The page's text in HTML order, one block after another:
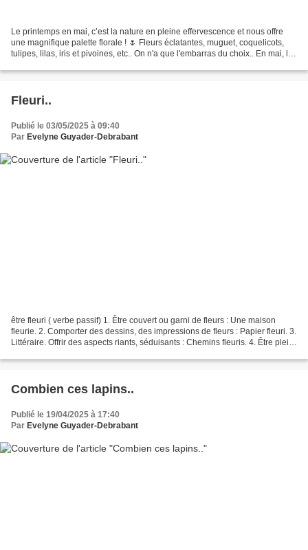
Le printemps en mai, c’est la nature en pleine effervescence et nous offre
une magnifique palette florale ! 🌷 Fleurs éclatantes, muguet, coquelicots,
tulipes, lilas, iris et pivoines, etc.. On n'a que l'embarras du choix.. En mai, les
Fleuri..
Publié le 03/05/2025 à 09:40
Par Evelyne Guyader-Debrabant
être fleuri ( verbe passif) 1. Être couvert ou garni de fleurs : Une maison
fleurie. 2. Comporter des dessins, des impressions de fleurs : Papier fleuri. 3.
Littéraire. Offrir des aspects riants, séduisants : Chemins fleuris. 4. Être plein
Combien ces lapins..
Publié le 19/04/2025 à 17:40
Par Evelyne Guyader-Debrabant